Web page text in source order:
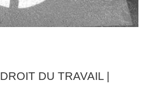
DU TRAVAIL |